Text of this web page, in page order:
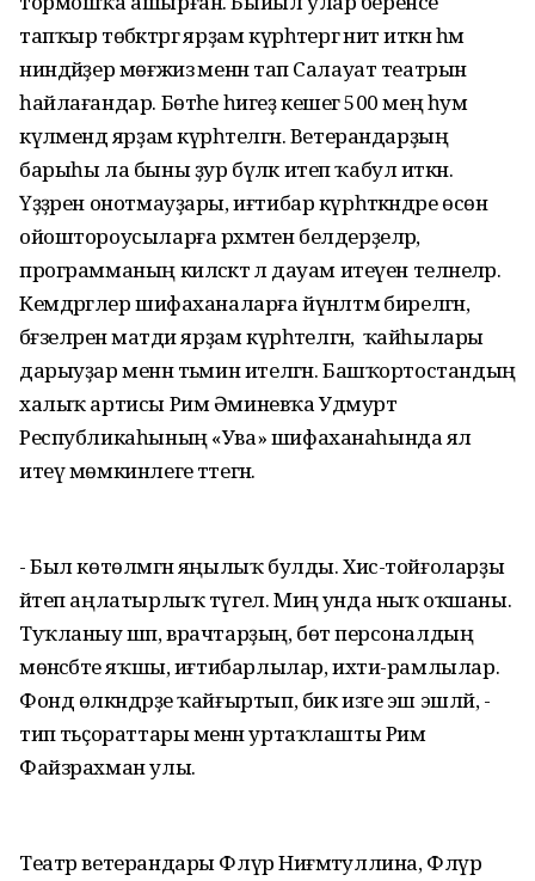
тапҡыр төбәктәргә ярҙам күрһәтергә ниәт иткән һәм
ниндәйҙер мөғжизә менән тап Салауат театрын
һайлағандар. Бөтәһе һигеҙ кешегә 500 мең һум
күләмендә ярҙам күрһәтелгән. Ветерандарҙың
барыһы ла быны ҙур бүләк итеп ҡабул иткән.
Үҙҙәрен онотмауҙары, иғтибар күрһәткәндәре өсөн
ойоштороусыларға рәхмәтен белдерҙеләр,
программаның киләсәктә лә дауам итеүен теләнеләр.
Кемдәргәлер шифаханаларға йүнәлтмә бирелгән,
бәғзеләренә матди ярҙам күрһәтелгән, ә ҡайһылары
дарыуҙар менән тәьмин ителгән. Башҡортостандың
халыҡ артисы Рим Әминевҡа Удмурт
Республикаһының «Ува» шифаханаһында ял
итеү мөмкинлеге тәтегән.
- Был көтөлмәгән яңылыҡ булды. Хис-тойғоларҙы
әйтеп аңлатырлыҡ түгел. Миңә унда ныҡ оҡшаны.
Туҡланыу шәп, врачтарҙың, бөтә персоналдың
мөнәсәбәте яҡшы, иғтибарлылар, ихти-рамлылар.
Фонд өлкәндәрҙе ҡайғыртып, бик изге эш эшләй, -
тип тәьҫораттары менән уртаҡлашты Рим
Файзрахман улы.
Театр ветерандары Флүрә Ниғмәтуллина, Флүрә